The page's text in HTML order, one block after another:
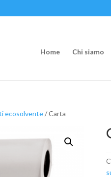
Home Chi siamo
ecosolvente/ Carta